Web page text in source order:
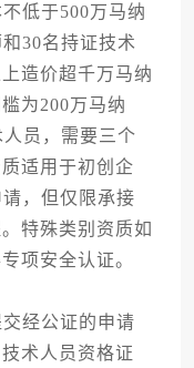
低于500万马纳
30名持证技术
造价超千万马纳
为200万马纳
员，需要三个
适用于初创企
，但仅限承接
特殊类别资质如
项安全认证。
经公证的申请
术人员资格证